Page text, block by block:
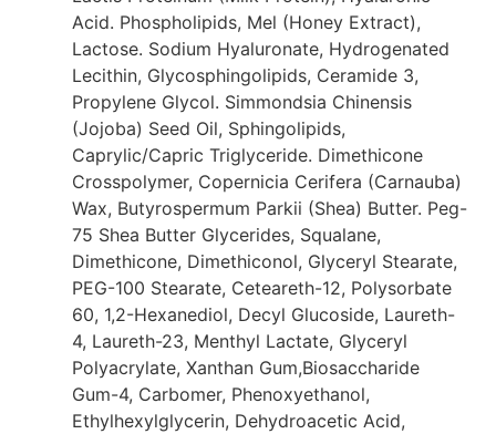
Acid. Phospholipids, Mel (Honey Extract),
Lactose. Sodium Hyaluronate, Hydrogenated
Lecithin, Glycosphingolipids, Ceramide 3,
Propylene Glycol. Simmondsia Chinensis
(Jojoba) Seed Oil, Sphingolipids,
Caprylic/Capric Triglyceride. Dimethicone
Crosspolymer, Copernicia Cerifera (Carnauba)
Wax, Butyrospermum Parkii (Shea) Butter. Peg-
75 Shea Butter Glycerides, Squalane,
Dimethicone, Dimethiconol, Glyceryl Stearate,
PEG-100 Stearate, Ceteareth-12, Polysorbate
60, 1,2-Hexanediol, Decyl Glucoside, Laureth-
4, Laureth-23, Menthyl Lactate, Glyceryl
Polyacrylate, Xanthan Gum,Biosaccharide
Gum-4, Carbomer, Phenoxyethanol,
Ethylhexylglycerin, Dehydroacetic Acid,